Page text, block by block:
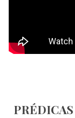
PRÉDICAS